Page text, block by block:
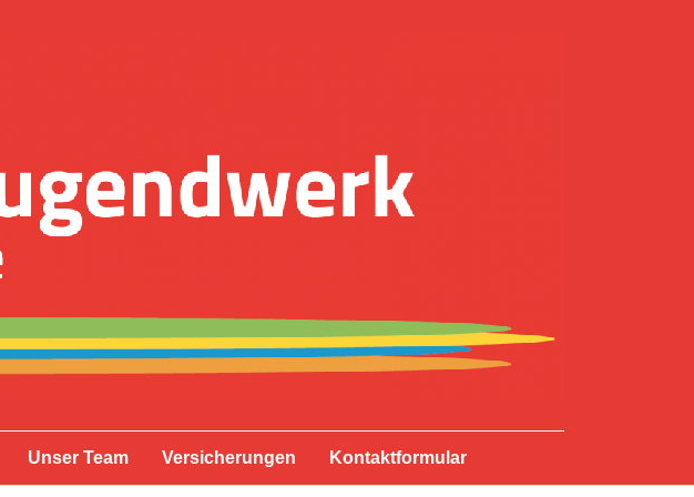
Unser Team Versicherungen Kontaktformular